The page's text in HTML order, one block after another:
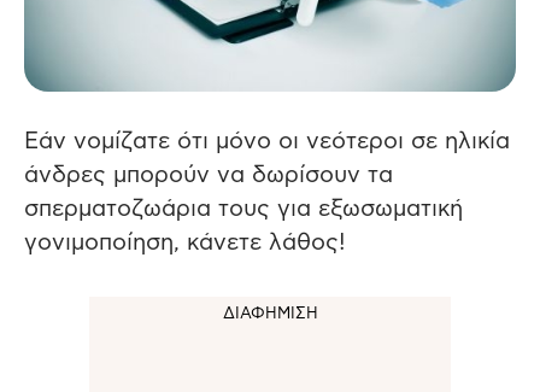
Εάν νομίζατε ότι μόνο οι νεότεροι σε ηλικία
άνδρες μπορούν να δωρίσουν τα
σπερματοζωάρια τους για εξωσωματική
γονιμοποίηση, κάνετε λάθος!